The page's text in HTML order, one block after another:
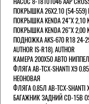
ПОКРЫШКА 26X2.10 (54-559)
ПОКРЫШКА KENDA 24"Х 2,10
ПОКРЫШКА KENDA 26"Х 2,00
ПОДНОЖКА AKS-670 R18 24-
AUTHOR IS-R18). AUTHOR
КАМЕРА 200Х50 АВТО
ФЛЯГА AB-TCX-SHANTI X9
НЕОНОВАЯ
ФЛЯГА 0.85Л AB-TCX-SHANTI
БАГАЖНИК ЗАДНИЙ CD-15B